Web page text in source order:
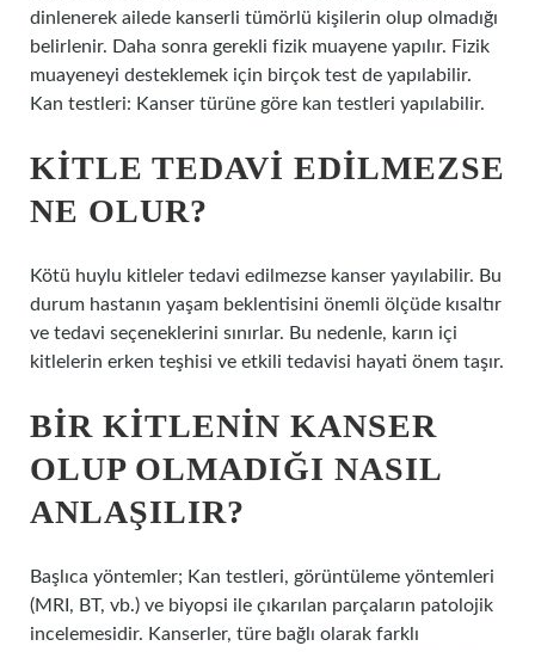
dinlenerek ailede kanserli tümörlü kişilerin olup olmadığı
belirlenir. Daha sonra gerekli fizik muayene yapılır. Fizik
muayeneyi desteklemek için birçok test de yapılabilir.
Kan testleri: Kanser türüne göre kan testleri yapılabilir.
KITLE TEDAVI EDILMEZSE
NE OLUR?
Kötü huylu kitleler tedavi edilmezse kanser yayılabilir. Bu
durum hastanın yaşam beklentisini önemli ölçüde kısaltır
ve tedavi seçeneklerini sınırlar. Bu nedenle, karın içi
kitlelerin erken teşhisi ve etkili tedavisi hayati önem taşır.
BIR KITLENIN KANSER
OLUP OLMADIĞI NASIL
ANLAŞILIR?
Başlıca yöntemler; Kan testleri, görüntüleme yöntemleri
(MRI, BT, vb.) ve biyopsi ile çıkarılan parçaların patolojik
incelemesidir. Kanserler, türe bağlı olarak farklı